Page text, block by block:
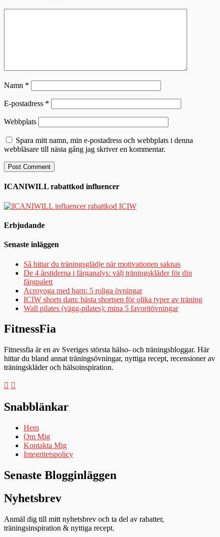
Namn *
E-postadress *
Webbplats
Spara mitt namn, min e-postadress och webbplats i denna
webbläsare till nästa gång jag skriver en kommentar.
ICANIWILL rabattkod influencer
Erbjudande
Senaste inläggen
Så hittar du träningsglädje när motivationen saknas
De 4 årstiderna i färganalys: välj träningskläder för din
färgpalett
Acroyoga med barn: 5 roliga övningar
ICIW shorts dam: bästa shortsen för olika typer av träning
Wall pilates (vägg-pilates): mina 5 favoritövningar
FitnessFia
Fitnessfia är en av Sveriges största hälso- och träningsbloggar. Här
hittar du bland annat träningsövningar, nyttiga recept, recensioner av
träningskläder och hälsoinspiration.
Snabblänkar
Hem
Om Mig
Kontakta Mig
Integritetspolicy
Senaste Blogginläggen
Nyhetsbrev
Anmäl dig till mitt nyhetsbrev och ta del av rabatter,
träningsinspiration & nyttiga recept.